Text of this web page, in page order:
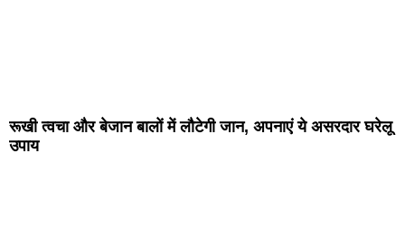
रूखी त्वचा और बेजान बालों में लौटेगी जान, अपनाएं ये असरदार घरेलू
उपाय